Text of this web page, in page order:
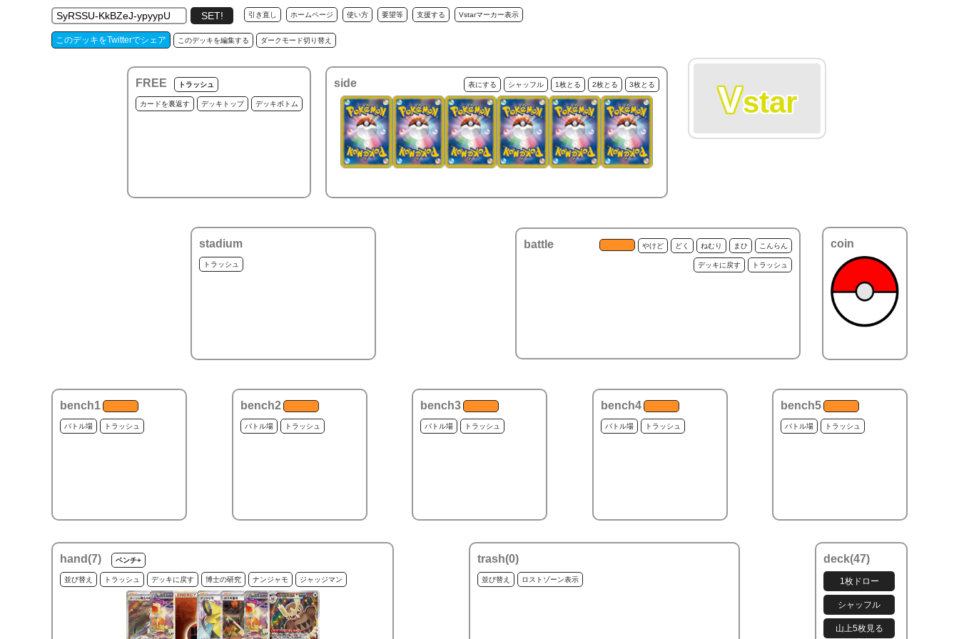
引き直し ホームページ 使い方 要望等 支援する Vstarマーカー表示
このデッキをTwitterでシェア このデッキを編集する ダークモード切り替え
FREE トラッシュ
カードを裏返す デッキトップ デッキボトム
side 表にする シャッフル 1枚とる 2枚とる 3枚とる Vstar
stadium
トラッシュ
battle やけど どく ねむり まひ こんらん
デッキに戻す トラッシュ
coin
bench1
バトル場 トラッシュ
bench2
バトル場 トラッシュ
bench3
バトル場 トラッシュ
bench4
バトル場 トラッシュ
bench5
バトル場 トラッシュ
hand(7) ベンチ+
並び替え トラッシュ デッキに戻す 博士の研究 ナンジャモ ジャッジマン
trash(0)
並び替え ロストゾーン表示
deck(47)